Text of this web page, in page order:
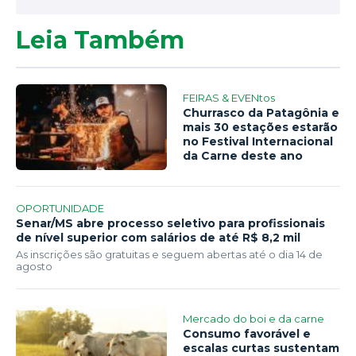
Leia Também
FEIRAS & EVENtos
Churrasco da Patagônia e
mais 30 estações estarão
no Festival Internacional
da Carne deste ano
OPORTUNIDADE
Senar/MS abre processo seletivo para profissionais
de nível superior com salários de até R$ 8,2 mil
As inscrições são gratuitas e seguem abertas até o dia 14 de
agosto
Mercado do boi e da carne
Consumo favorável e
escalas curtas sustentam